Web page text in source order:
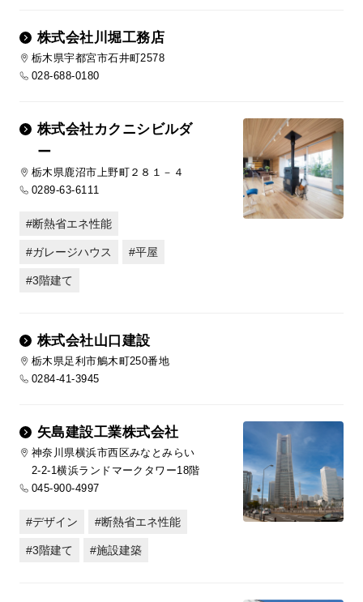
株式会社川堀工務店
栃木県宇都宮市石井町2578
028-688-0180
株式会社カクニシビルダ
ー
栃木県鹿沼市上野町２８１－４
0289-63-6111
断熱省エネ性能
ガレージハウス 平屋
3階建て
株式会社山口建設
栃木県足利市鵤木町250番地
0284-41-3945
矢島建設工業株式会社
神奈川県横浜市西区みなとみらい
2-2-1横浜ランドマークタワー18階
045-900-4997
デザイン 断熱省エネ性能
3階建て 施設建築